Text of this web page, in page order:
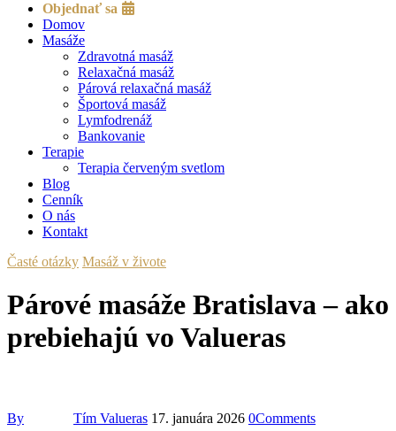
Objednať sa
Domov
Masáže
Zdravotná masáž
Relaxačná masáž
Párová relaxačná masáž
Športová masáž
Lymfodrenáž
Bankovanie
Terapie
Terapia červeným svetlom
Blog
Cenník
O nás
Kontakt
Časté otázky Masáž v živote
Párové masáže Bratislava – ako
prebiehajú vo Valueras
By Tím Valueras 17. januára 2026 0Comments